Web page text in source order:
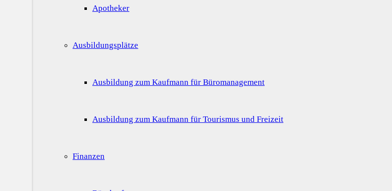
Apotheker
Ausbildungsplätze
Ausbildung zum Kaufmann für Büromanagement
Ausbildung zum Kaufmann für Tourismus und Freizeit
Finanzen